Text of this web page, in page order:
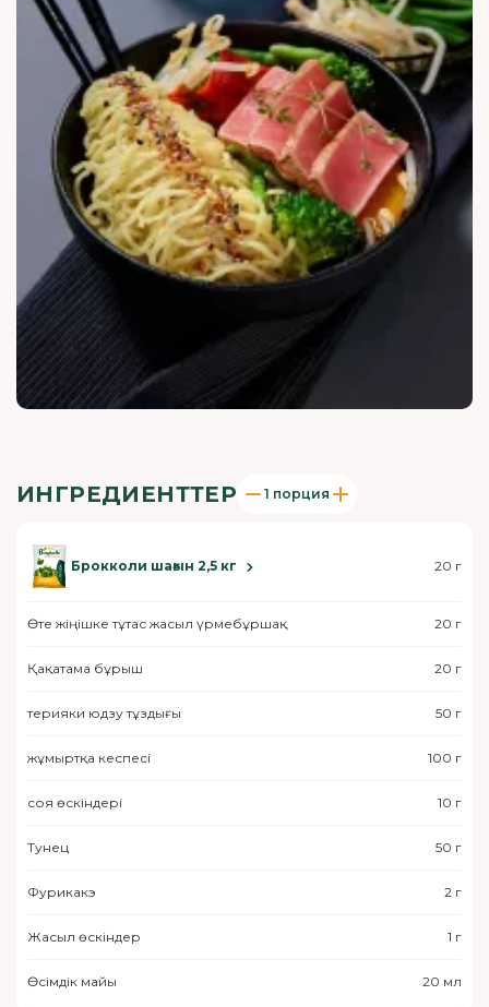
ИНГРЕДИЕНТТЕР 1 порция
Брокколи шағын 2,5 кг 20 г
Өте жіңішке тұтас жасыл үрмебұршақ 20 г
Қақатама бұрыш 20 г
терияки юдзу тұздығы 50 г
жұмыртқа кеспесі 100 г
соя өскіндері 10 г
Тунец 50 г
Фурикакэ 2 г
Жасыл өскіндер 1 г
Өсімдік майы 20 мл